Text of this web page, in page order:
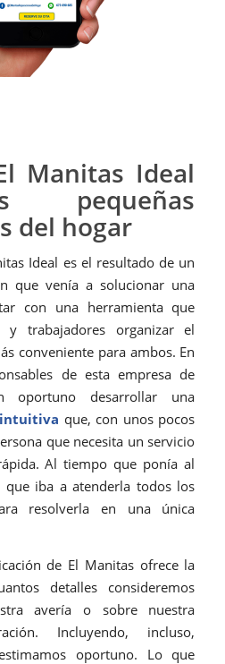
Manitas Ideal
pequeñas
del hogar
Ideal es el resultado de un
que venía a solucionar una
con una herramienta que
y trabajadores organizar el
conveniente para ambos. En
de esta empresa de
oportuno desarrollar una
que, con unos pocos
que necesita un servicio
Al tiempo que ponía al
que iba a atenderla todos los
resolverla en una única
de El Manitas ofrece la
detalles consideremos
avería o sobre nuestra
Incluyendo, incluso,
oportuno. Lo que